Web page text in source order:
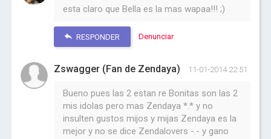
esta claro que Bella es la mas wapaa!!! ;)
RESPONDER Denunciar
Zswagger (Fan de Zendaya) 11-01-2014 22:51
Bueno pues las 2 estan re Bonitas son las 2
mis idolas pero mas Zendaya *.* y no
insulten gustos mijos y mijas Zendaya es la
mejor y no se dice Zendalovers -.- y gano